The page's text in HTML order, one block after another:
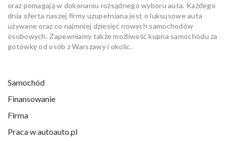
oraz pomagają w dokonaniu rozsądnego wyboru auta. Każdego
dnia oferta naszej firmy uzupełniana jest o luksusowe auta
używane oraz co najmniej dziesięć nowych samochodów
osobowych. Zapewniamy także możliwość kupna samochodu za
gotówkę od osób z Warszawy i okolic.
Samochód
Finansowanie
Firma
Praca w autoauto.pl